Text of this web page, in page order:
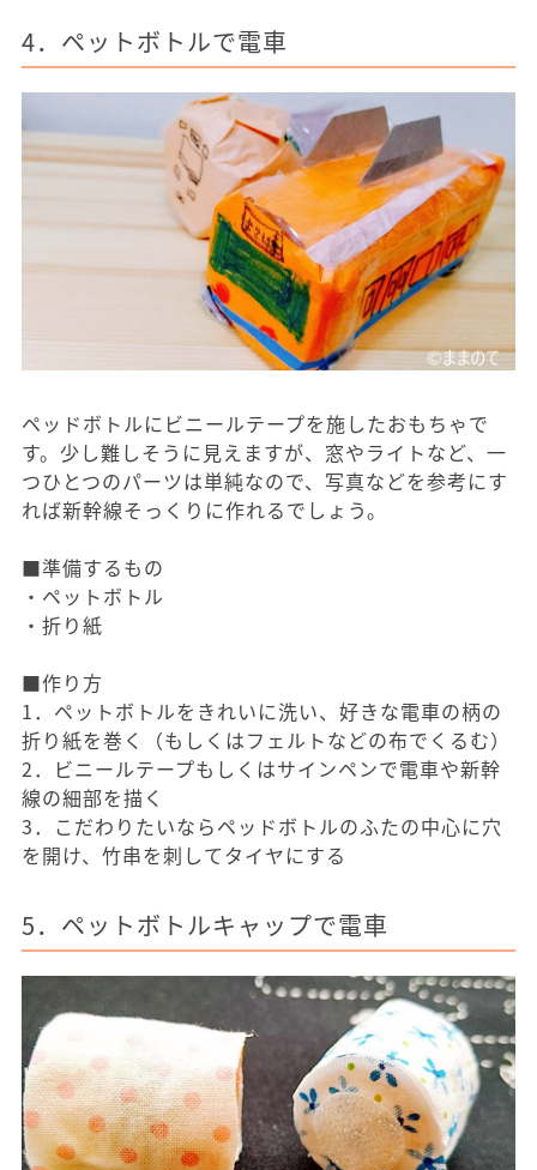
4．ペットボトルで電車
ペッドボトルにビニールテープを施したおもちゃで
す。少し難しそうに見えますが、窓やライトなど、一
つひとつのパーツは単純なので、写真などを参考にす
れば新幹線そっくりに作れるでしょう。
■準備するもの
・ペットボトル
・折り紙
■作り方
1．ペットボトルをきれいに洗い、好きな電車の柄の
折り紙を巻く（もしくはフェルトなどの布でくるむ）
2．ビニールテープもしくはサインペンで電車や新幹
線の細部を描く
3．こだわりたいならペッドボトルのふたの中心に穴
を開け、竹串を刺してタイヤにする
5．ペットボトルキャップで電車